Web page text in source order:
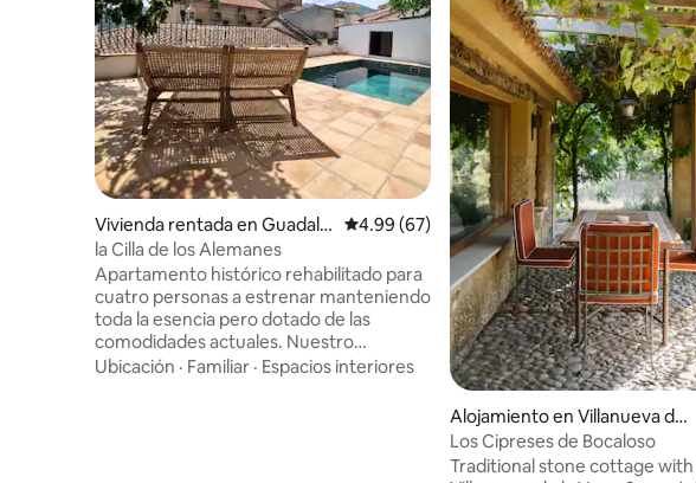
Vivienda rentada en Guadalu
pe
Calificación promedio: 4.99 de 5, 67
4.99 (67)
la Cilla de los Alemanes
Apartamento histórico rehabilitado para
cuatro personas a estrenar manteniendo
toda la esencia pero dotado de las
comodidades actuales. Nuestro
apartamento ofrece intimidad,
Ubicación · Familiar · Espacios interiores
Alojamiento en Villanueva de
la Vera
Los Cipreses de Bocaloso
Traditional stone cottage with